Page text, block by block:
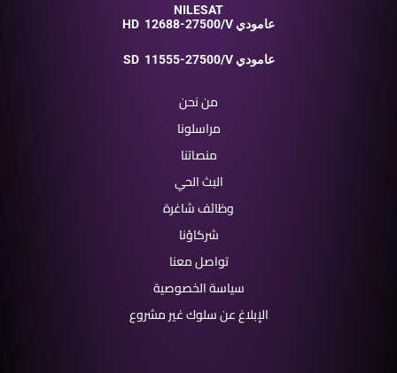
NILESAT
HD
12688-27500/V عامودي
SD 11555-27500/V عامودي
من نحن
مراسلونا
منصاتنا
البث الحي
وظائف شاغرة
شركاؤنا
تواصل معنا
سياسة الخصوصية
الإبلاغ عن سلوك غير مشروع